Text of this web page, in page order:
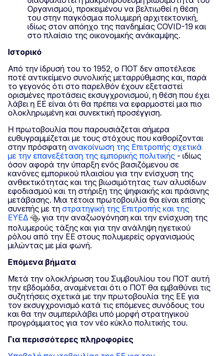
Οργανισμού, προκειμένου να βελτιωθεί η θέση
του στην παγκόσμια πολυμερή αρχιτεκτονική,
ιδίως στον απόηχο της πανδημίας COVID-19 και
στο πλαίσιο της οικονομικής ανάκαμψης.
Ιστορικό
Από την ίδρυσή του το 1952, ο ΠΟΤ δεν αποτέλεσε
ποτέ αντικείμενο συνολικής μεταρρύθμισης και, παρά
το γεγονός ότι στο παρελθόν έχουν εξεταστεί
ορισμένες προτάσεις εκσυγχρονισμού, η θέση που έχει
λάβει η ΕΕ είναι ότι θα πρέπει να εφαρμοστεί μια πιο
ολοκληρωμένη και συνεκτική προσέγγιση.
Η πρωτοβουλία που παρουσιάζεται σήμερα
ευθυγραμμίζεται με τους στόχους που καθορίζονται
στην πρόσφατη ανακοίνωση της Επιτροπής σχετικά
με την επανεξέταση της εμπορικής πολιτικής - ιδίως
όσον αφορά την ύπαρξη ενός βασιζόμενου σε
κανόνες εμπορικού πλαισίου για την ενίσχυση της
ανθεκτικότητας και της βιωσιμότητας των αλυσίδων
εφοδιασμού και τη στήριξη της ψηφιακής και πράσινης
μετάβασης. Μια τέτοια πρωτοβουλία θα είναι επίσης
συνεπής με τη στρατηγική της Επιτροπής και της
ΕΥΕΔ
για την αναζωογόνηση και την ενίσχυση της
πολυμερούς τάξης και για την ανάληψη ηγετικού
ρόλου από την ΕΕ στους πολυμερείς οργανισμούς
μιλώντας με μία φωνή.
Επόμενα βήματα
Μετά την ολοκλήρωση του Συμβουλίου του ΠΟΤ αυτή
την εβδομάδα, αναμένεται ότι ο ΠΟΤ θα εμβαθύνει τις
συζητήσεις σχετικά με την πρωτοβουλία της ΕΕ για
τον εκσυγχρονισμό κατά τις επόμενες συνόδους του
και θα την συμπεριλάβει υπό μορφή στρατηγικού
προγράμματος για τον νέο κύκλο πολιτικής του.
Για περισσότερες πληροφορίες